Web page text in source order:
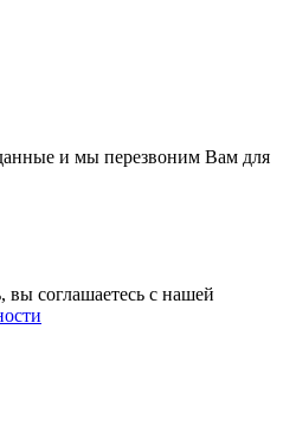
и мы перезвоним Вам для
соглашаетесь с нашей